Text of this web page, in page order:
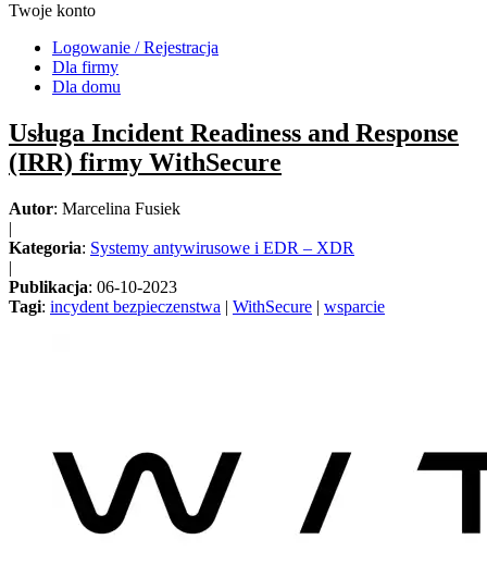
Twoje konto
Logowanie / Rejestracja
Dla firmy
Dla domu
Usługa Incident Readiness and Response
(IRR) firmy WithSecure
Autor: Marcelina Fusiek
|
Kategoria: Systemy antywirusowe i EDR – XDR
|
Publikacja: 06-10-2023
Tagi: incydent bezpieczenstwa | WithSecure | wsparcie